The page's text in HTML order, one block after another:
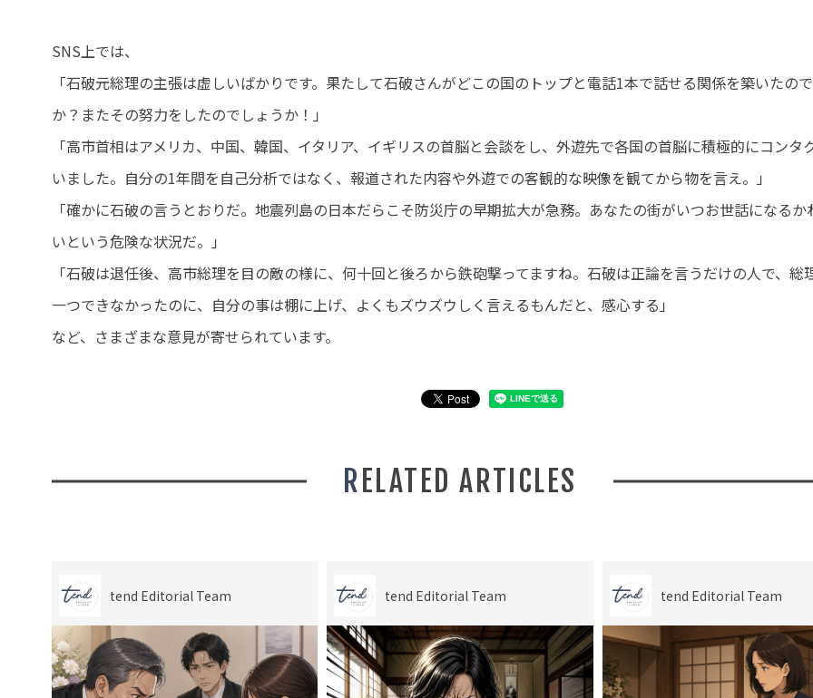
SNS上では、
「石破元総理の主張は虚しいばかりです。果たして石破さんがどこの国のトップと電話1本で話せる関係を築いたの
か？またその努力をしたのでしょうか！」
「高市首相はアメリカ、中国、韓国、イタリア、イギリスの首脳と会談をし、外遊先で各国の首脳に積極的にコンタ
いました。自分の1年間を自己分析ではなく、報道された内容や外遊での客観的な映像を観てから物を言え。」
「確かに石破の言うとおりだ。地震列島の日本だらこそ防災庁の早期拡大が急務。あなたの街がいつお世話になるか
いという危険な状況だ。」
「石破は退任後、高市総理を目の敵の様に、何十回と後ろから鉄砲撃ってますね。石破は正論を言うだけの人で、総
一つできなかったのに、自分の事は棚に上げ、よくもズウズウしく言えるもんだと、感心する」
など、さまざまな意見が寄せられています。
RELATED ARTICLES
tend Editorial Team tend Editorial Team tend Editorial Team